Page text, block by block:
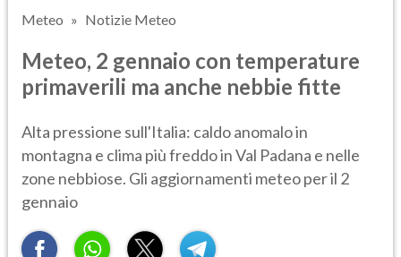
Meteo Notizie Meteo
Meteo, 2 gennaio con temperature
primaverili ma anche nebbie fitte
Alta pressione sull'Italia: caldo anomalo in
montagna e clima più freddo in Val Padana e nelle
zone nebbiose. Gli aggiornamenti meteo per il 2
gennaio